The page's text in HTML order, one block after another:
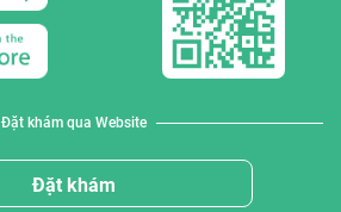
Đặt khám qua Website
Đặt khám